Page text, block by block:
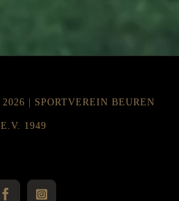
2026 | SPORTVEREIN BEUREN
E.V. 1949
Instagram